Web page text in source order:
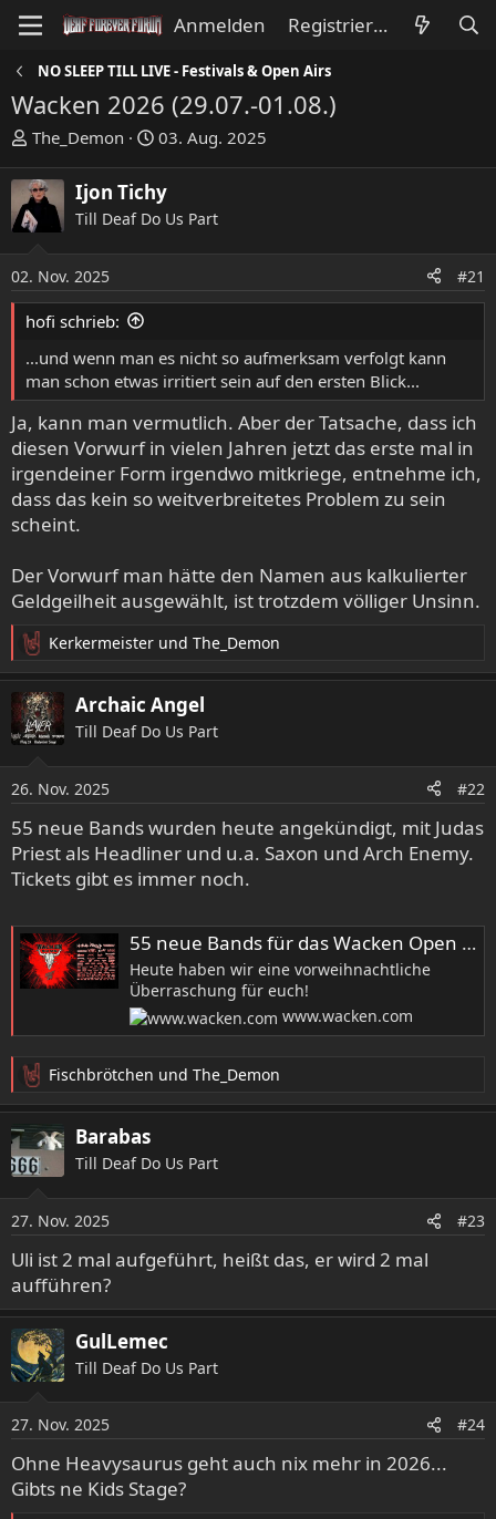
Anmelden Registrieren
NO SLEEP TILL LIVE - Festivals & Open Airs
Wacken 2026 (29.07.-01.08.)
E
s
t
e
l
e
r
The_Demon
E
s
t
e
l
t
03. Aug. 2025
Ijon Tichy
Till Deaf Do Us Part
02. Nov. 2025 #21
hofi schrieb:
...und wenn man es nicht so aufmerksam verfolgt kann
man schon etwas irritiert sein auf den ersten Blick...
Ja, kann man vermutlich. Aber der Tatsache, dass ich
diesen Vorwurf in vielen Jahren jetzt das erste mal in
irgendeiner Form irgendwo mitkriege, entnehme ich,
dass das kein so weitverbreitetes Problem zu sein
scheint.
Der Vorwurf man hätte den Namen aus kalkulierter
Geldgeilheit ausgewählt, ist trotzdem völliger Unsinn.
R
e
a
k
t
n
e
n
:
Kerkermeister und The_Demon
Archaic Angel
Till Deaf Do Us Part
26. Nov. 2025 #22
55 neue Bands wurden heute angekündigt, mit Judas
Priest als Headliner und u.a. Saxon und Arch Enemy.
Tickets gibt es immer noch.
55 neue Bands für das Wacken Open Air 2026
Heute haben wir eine vorweihnachtliche
Überraschung für euch!
www.wacken.com
R
e
a
k
t
n
e
n
:
Fischbrötchen und The_Demon
Barabas
Till Deaf Do Us Part
27. Nov. 2025 #23
Uli ist 2 mal aufgeführt, heißt das, er wird 2 mal
aufführen?
GulLemec
Till Deaf Do Us Part
27. Nov. 2025 #24
Ohne Heavysaurus geht auch nix mehr in 2026...
Gibts ne Kids Stage?